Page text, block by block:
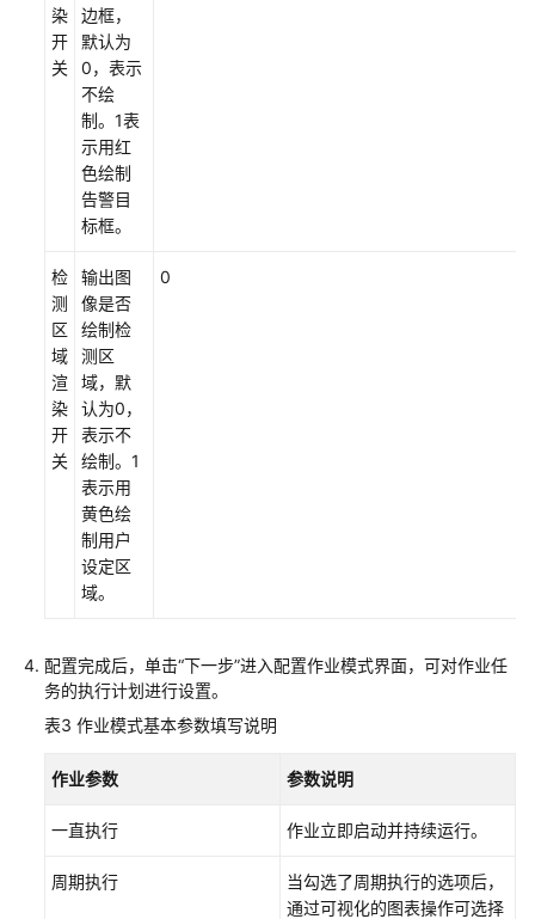
染
开
关
边框，
默认为
0，表示
不绘
制。1表
示用红
色绘制
告警目
标框。
检
测
区
域
渲
染
开
关
输出图
像是否
绘制检
测区
域，默
认为0，
表示不
绘制。1
表示用
黄色绘
制用户
设定区
域。
0
配置完成后，单击“下一步”进入配置作业模式界面，可对作业任
务的执行计划进行设置。
表3 作业模式基本参数填写说明
作业参数 参数说明
一直执行 作业立即启动并持续运行。
周期执行
当勾选了周期执行的选项后，
通过可视化的图表操作可选择